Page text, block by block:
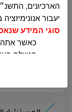
الخدمات
יעבור
סוגי המידע
כאשר אתה
הנשלח
כל